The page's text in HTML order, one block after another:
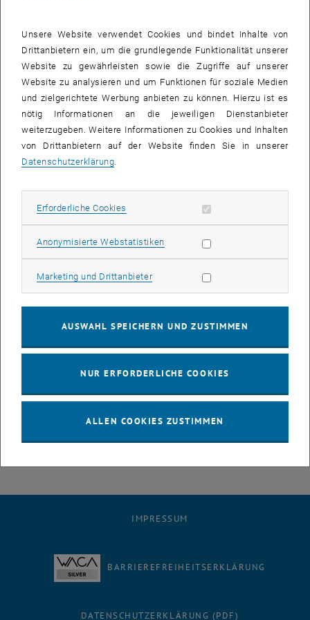
Bei der "Decke für Installationen" handelt es sich um ein neues
Deckensystem bei dem die Installationen (Lüftungs- Klimaleitung,
Kommunikationkabel, etc. ) in der Tragkonstruktion untergebracht
werden. Die Installationen sind dabei über die gesamte
Lebensdauer des Gebäudes permanent zugänglich. Bei
Umbauarbeiten werden einfach die auf der Tragkonstruktion
Leitungen eingelegt.
und durch die zusätzliche Höhe, da die Installationsleitungen
die "Decke für Installationen", wurde von der Technischen
Stefan L. Burtscher und Andreas Kainz.
Deckensystem mit der Firma Katzenberger beantragt und
mittlerweile genehmigt.
Detailinformationen:
<link fileadmin t tuwien docs news decke_fuer_installationen.pdf
IMPRESSUM
BARRIEREFREIHEITSERKLÄRUNG
DATENSCHUTZERKLÄRUNG (PDF)
Unsere Website verwendet Cookies und bindet Inhalte von
Drittanbietern ein, um die grundlegende Funktionalität unserer
Website zu gewährleisten sowie die Zugriffe auf unserer
Website zu analysieren und um Funktionen für soziale Medien
und zielgerichtete Werbung anbieten zu können. Hierzu ist es
nötig Informationen an die jeweiligen Dienstanbieter
weiterzugeben. Weitere Informationen zu Cookies und Inhalten
von Drittanbietern auf der Website finden Sie in unserer
Datenschutzerklärung.
Erforderliche Cookies Erforderliche Cookies zulassen
Anonymisierte WebstatistikenStatistik Cookies zulassen
Marketing und DrittanbieterMarketing Cookies zulassen
AUSWAHL SPEICHERN UND ZUSTIMMEN
NUR ERFORDERLICHE COOKIES
ALLEN COOKIES ZUSTIMMEN